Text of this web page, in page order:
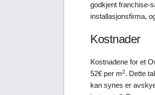
godkjent franchise-
installasjonsfirma,
Kostnader
Kostnadene for et
52€ per m2. Dette
kan synes er